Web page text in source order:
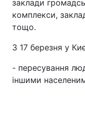
заклади
комплекси,
тощо.
З 17 березня у
- пересування
іншими